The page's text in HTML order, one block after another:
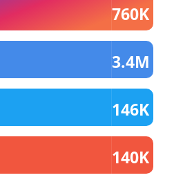
760K
3.4M
146K
140K